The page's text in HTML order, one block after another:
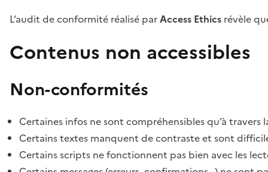
L’audit de conformité réalisé parAccess Ethics révèle
Contenus non accessibles
Non-conformités
Certaines infos ne sont compréhensibles qu’à travers
Certains textes manquent de contraste et sont
Certains scripts ne fonctionnent pas bien avec les